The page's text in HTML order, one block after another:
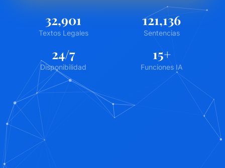
32,901
Textos Legales
121,136
Sentencias
24/7
Disponibilidad
15+
Funciones IA